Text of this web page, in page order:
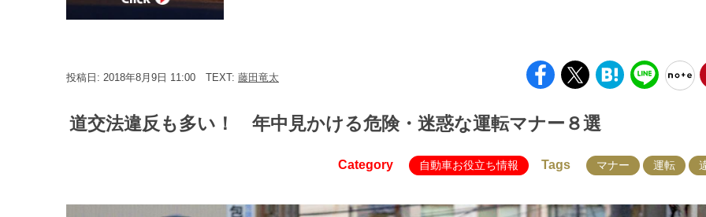
投稿日: 2018年8月9日 11:00 TEXT: 藤田竜太
道交法違反も多い！ 年中見かける危険・迷惑な運転マナー８選
Category 自動車お役立ち情報 Tags マナー 運転